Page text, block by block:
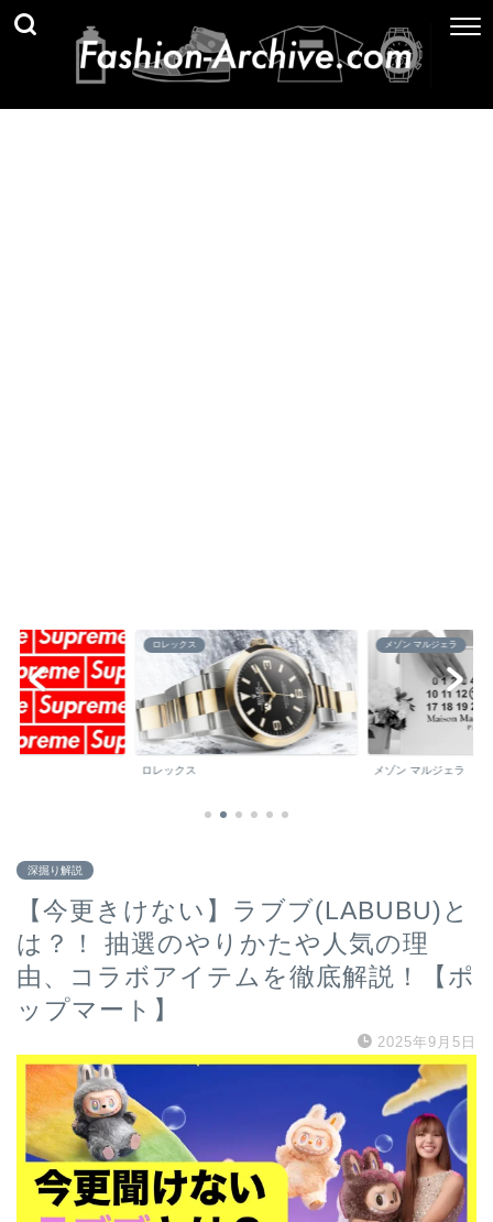
メゾン マルジェラ
メゾン マルジェラ
ブランド百科事典
ブランド百科事典
深掘り解説
【今更きけない】ラブブ(LABUBU)と
は？！ 抽選のやりかたや人気の理
由、コラボアイテムを徹底解説！【ポ
ップマート】
2025年9月5日